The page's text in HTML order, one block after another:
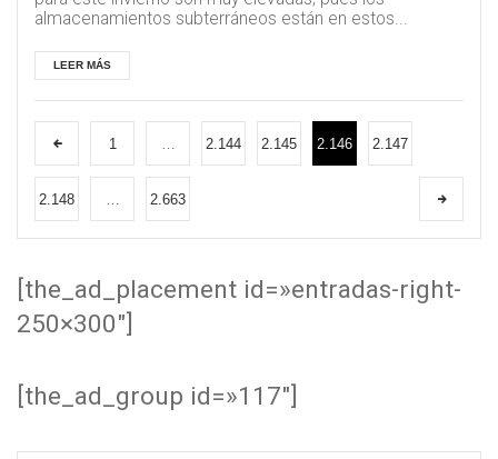
almacenamientos subterráneos están en estos...
LEER MÁS
1 2.144 2.145 2.146 2.147
2.148 2.663
[the_ad_placement id=»entradas-right-
250×300″]
[the_ad_group id=»117″]